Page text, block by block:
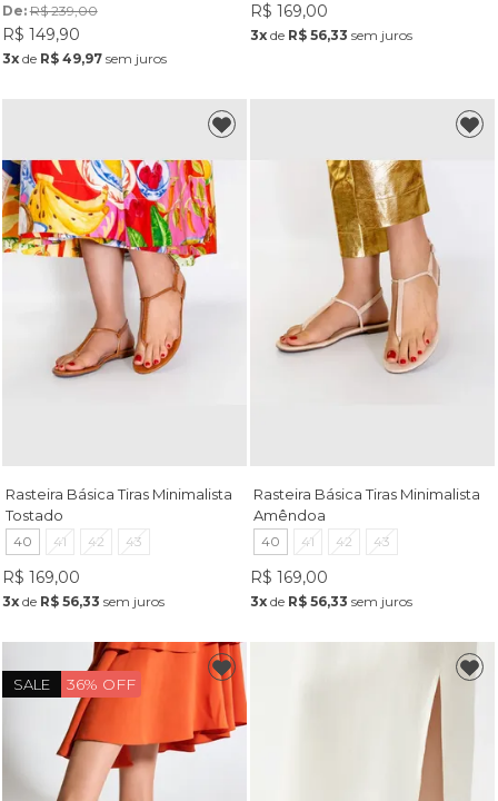
De: R$ 239,00
R$ 149,90
3xde R$ 49,97sem juros
R$ 169,00
3x de R$ 56,33 sem juros
Rasteira Básica Tiras Minimalista
Tostado
40 41 42 43
R$ 169,00
3xde R$ 56,33 sem juros
Rasteira Básica Tiras Minimalista
Amêndoa
40 41 42 43
R$ 169,00
3x de R$ 56,33 sem juros
SALE 36% OFF